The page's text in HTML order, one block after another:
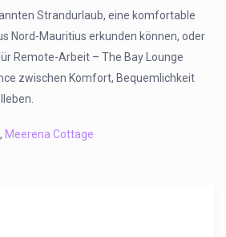
Strandurlaub, eine komfortable
Nord-Mauritius erkunden können, oder
Remote-Arbeit – The Bay Lounge
zwischen Komfort, Bequemlichkeit
, Meerena Cottage